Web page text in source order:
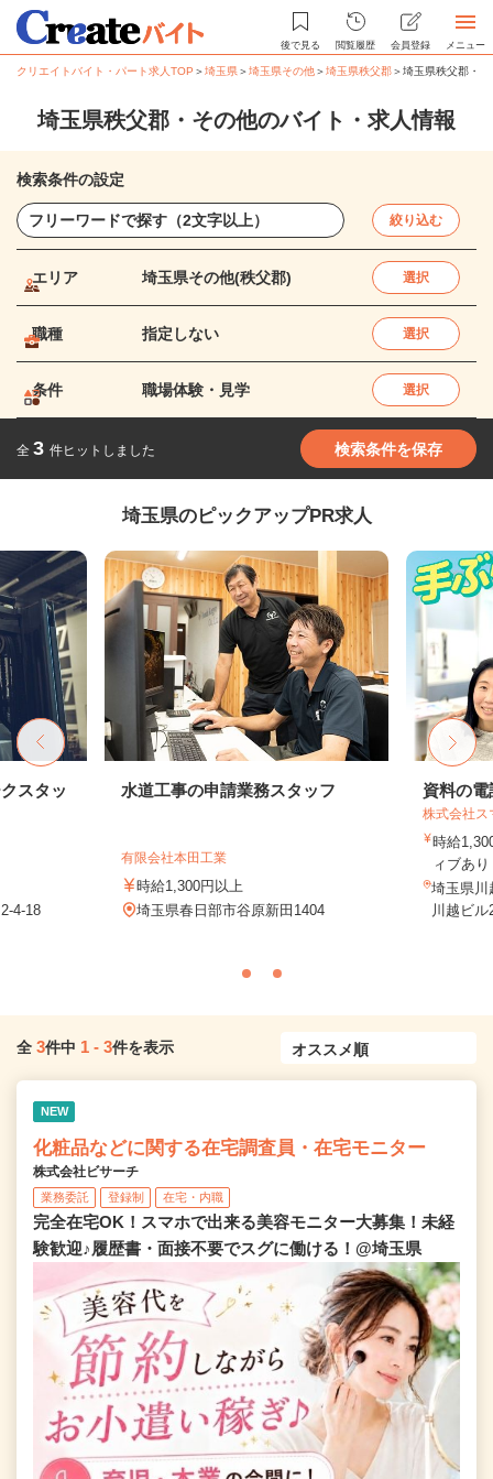
後で見る 閲覧履歴 会員登録 メニュー
クリエイトバイト・パート求人TOP ＞埼玉県＞埼玉県その他＞埼玉県秩父郡＞埼玉県秩父郡・
埼玉県秩父郡・その他のバイト・求人情報
検索条件の設定
絞り込む
エリア 埼玉県その他(秩父郡) 選択
職種 指定しない 選択
条件 職場体験・見学 選択
全 3 件ヒットしました 検索条件を保存
埼玉県のピックアップPR求人
スタッ
4-18
水道工事の申請業務スタッフ
有限会社本田工業
時給1,300円以上
埼玉県春日部市谷原新田1404
資料の
株式会社ス
時給
ィブあ
埼玉県
川越ビ
全 3件中 1 - 3件を表示
NEW
化粧品などに関する在宅調査員・在宅モニター
株式会社ビサーチ
業務委託 登録制 在宅・内職
完全在宅OK！スマホで出来る美容モニター大募集！未経
験歓迎♪履歴書・面接不要でスグに働ける！@埼玉県